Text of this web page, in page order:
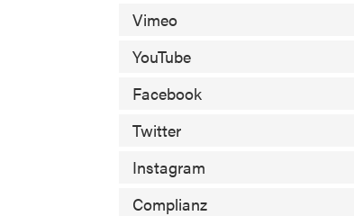
Vimeo
YouTube
Facebook
Twitter
Instagram
Complianz